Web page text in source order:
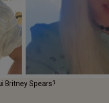
Britney Spears?